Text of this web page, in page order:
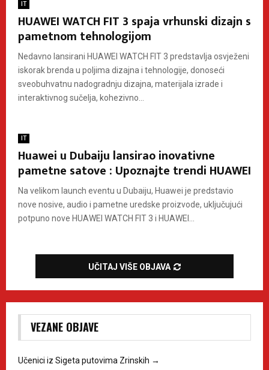
IT
HUAWEI WATCH FIT 3 spaja vrhunski dizajn s
pametnom tehnologijom
Nedavno lansirani HUAWEI WATCH FIT 3 predstavlja osvježeni
iskorak brenda u poljima dizajna i tehnologije, donoseći
sveobuhvatnu nadogradnju dizajna, materijala izrade i
interaktivnog sučelja, kohezivno...
IT
Huawei u Dubaiju lansirao inovativne
pametne satove : Upoznajte trendi HUAWEI
Na velikom launch eventu u Dubaiju, Huawei je predstavio
nove nosive, audio i pametne uredske proizvode, uključujući
potpuno nove HUAWEI WATCH FIT 3 i HUAWEI...
UČITAJ VIŠE OBJAVA
VEZANE OBJAVE
Učenici iz Sigeta putovima Zrinskih →